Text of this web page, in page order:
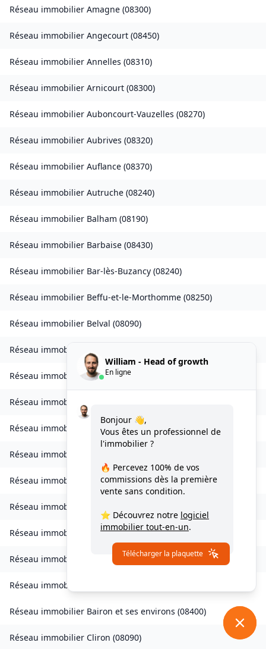
Réseau immobilier Amagne (08300)
Réseau immobilier Angecourt (08450)
Réseau immobilier Annelles (08310)
Réseau immobilier Arnicourt (08300)
Réseau immobilier Auboncourt-Vauzelles (08270)
Réseau immobilier Aubrives (08320)
Réseau immobilier Auflance (08370)
Réseau immobilier Autruche (08240)
Réseau immobilier Balham (08190)
Réseau immobilier Barbaise (08430)
Réseau immobilier Bar-lès-Buzancy (08240)
Réseau immobilier Beffu-et-le-Morthomme (08250)
Réseau immobilier Belval (08090)
Réseau immobilier
Réseau immobilierBourcq (08400
Réseau immobilier
Réseau immobilier Brévilly( 08140)
Réseau immobilier
Réseau immobilier Chagny(08430)
Réseau immobilier
Réseau immobilier Chardeny(08400)
Réseau immobilier Chatel-Chéhéry(08250)
Réseau immobilier
Réseau immobilier Bairon et ses environs (08400)
Réseau immobilier Cliron (08090)
William - Head of growth
En ligne
Bonjour 👋,
Vous êtes un professionnel de
l'immobilier ?
🔥 Percevez 100% de vos
commissions dès la première
vente sans condition.
⭐ Découvrez notre logiciel
immobilier tout-en-un.
Télécharger la plaquette